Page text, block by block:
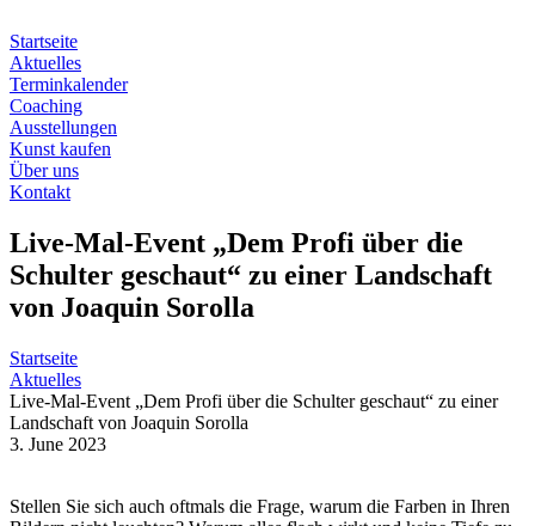
Inhalt
springen
Startseite
Aktuelles
Terminkalender
Coaching
Ausstellungen
Kunst kaufen
Über uns
Kontakt
Live-Mal-Event „Dem Profi über die
Schulter geschaut“ zu einer Landschaft
von Joaquin Sorolla
Startseite
Aktuelles
Live-Mal-Event „Dem Profi über die Schulter geschaut“ zu einer
Landschaft von Joaquin Sorolla
3. June 2023
Stellen Sie sich auch oftmals die Frage, warum die Farben in Ihren